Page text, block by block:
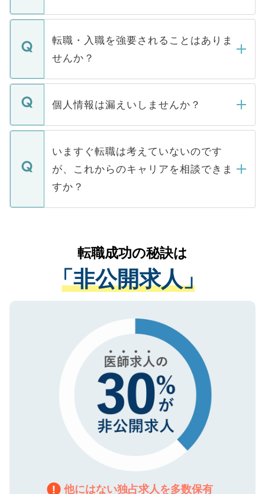
ます。通常、5営業日以内にはご連絡をせて
いただきますので、しばらくお待ちくださ
い。
マイナビDOCTORで取り扱っている求人の
うち約3割は、Webサイトからご覧いただ
けない「非公開求人」です。非公開求人は
下記の理由によって、一般には公開してい
ません。
■応募殺到を避けるため 人気のある医療機
関を公にしてしまうと、応募が殺到する場
に、医療機関が求める条件に合った人材の
みを人材紹介会社に依頼するケースが増え
ています。
転職・入職を強要されることはありま
せんか？
転職・入職を強要することは一切ありませ
ん。また、仮に応募先から内定をいただい
定を承諾する必要はありません。内定先へ
の辞退の連絡はキャリアパートナーが行い
ますので、ご安心ください。
個人情報は漏えいしませんか？
個人情報が漏えいすることはありませんの
で、ご安心ください。当サイトからの登録
などで収集したご登録者様の個人情報は、
ご本人のキャリアアップおよび転職活動の
支援を目的に使用いたします。お預かりし
ているすべての個人データはご本人の許可
は、個人情報の取り扱いについての厳密な
管理基準を満たした事業者のみに付与され
る、プライバシーマークを取得済みです。
ご登録いただいた個人情報は、SSL（デー
で、機密保持に関してもご安心ください。
いますぐ転職は考えていないのです
が、これからのキャリアを相談できま
すか？
かがいして、現在の医療機関の状況や紹介
経験をまじえながら、適切なアドバイスを
させていただきます。すぐにご転職をされ
ない方には、長期的なサポートが可能です
ので、まずはご登録ください。
転職成功の秘訣は
「非公開求人」
他にはない独占求人を多数保有